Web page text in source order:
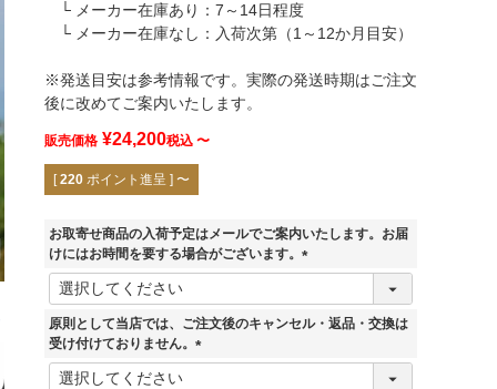
BASALT GREY
└ メーカー在庫あり：7～14日程度
└ メーカー在庫なし：入荷次第（1～12か月目安）
※発送目安は参考情報です。実際の発送時期はご注文
後に改めてご案内いたします。
販売価格 ¥24,200税込 〜
[ 220 ポイント進呈 ] 〜
お取寄せ商品の入荷予定はメールでご案内いたします。お届
けにはお時間を要する場合がございます。
(
須
原則として当店では、ご注文後のキャンセル・返品・交換は
受け付けておりません。
(